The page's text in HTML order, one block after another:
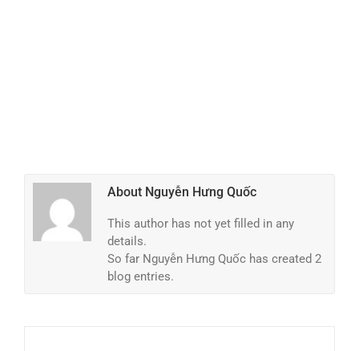
About Nguyễn Hưng Quốc
This author has not yet filled in any
details.
So far Nguyễn Hưng Quốc has created 2
blog entries.